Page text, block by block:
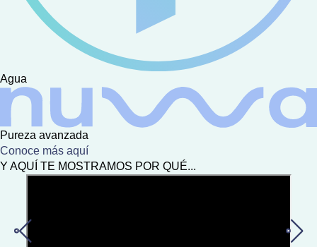
Agua
Pureza avanzada
Conoce más aquí
Y AQUÍ TE MOSTRAMOS POR QUÉ...